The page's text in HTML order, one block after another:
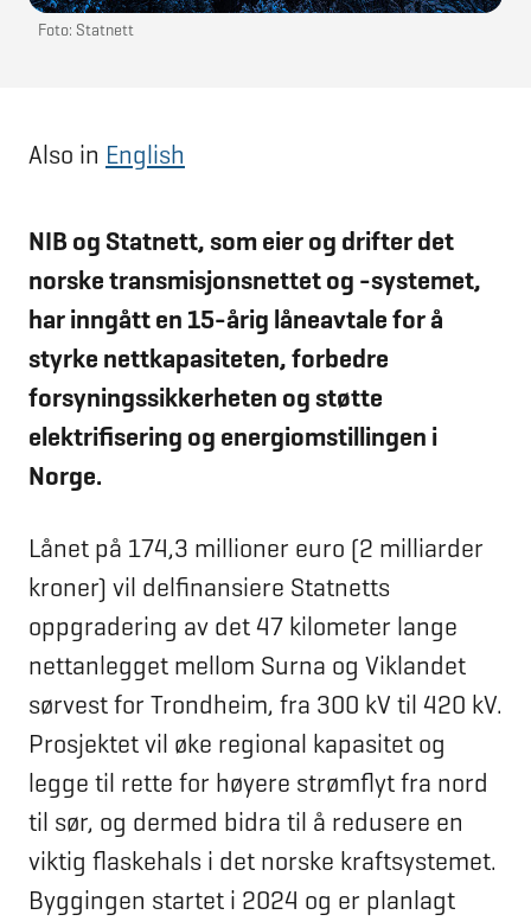
Foto: Statnett
Also in English
NIB og Statnett, som eier og drifter det
norske transmisjonsnettet og -systemet,
har inngått en 15-årig låneavtale for å
styrke nettkapasiteten, forbedre
forsyningssikkerheten og støtte
elektrifisering og energiomstillingen i
Norge.
Lånet på 174,3 millioner euro (2 milliarder
kroner) vil delfinansiere Statnetts
oppgradering av det 47 kilometer lange
nettanlegget mellom Surna og Viklandet
sørvest for Trondheim, fra 300 kV til 420 kV.
Prosjektet vil øke regional kapasitet og
legge til rette for høyere strømflyt fra nord
til sør, og dermed bidra til å redusere en
viktig flaskehals i det norske kraftsystemet.
Byggingen startet i 2024 og er planlagt